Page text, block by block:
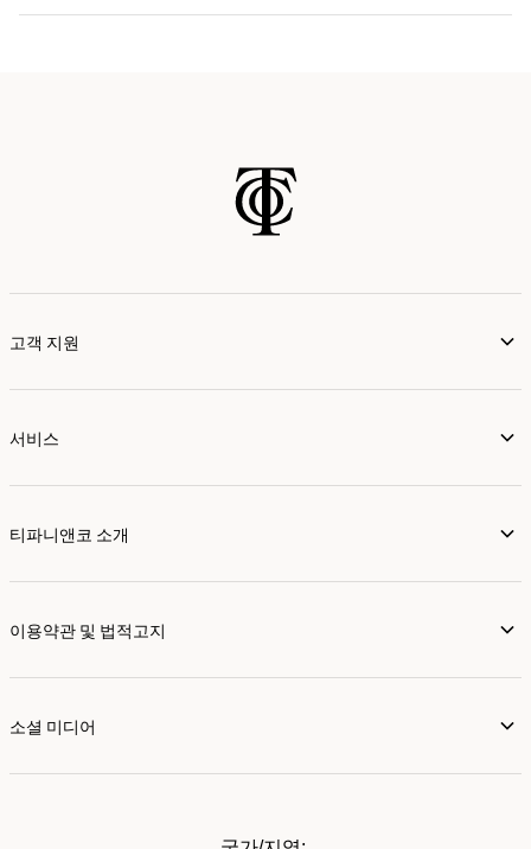
자세히 보기
고객 지원
서비스
티파니앤코 소개
이용약관 및 법적고지
소셜 미디어